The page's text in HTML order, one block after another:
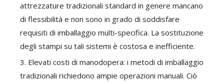
attrezzature tradizionali standard in genere mancano
di flessibilità e non sono in grado di soddisfare
requisiti di imballaggio multi-specifica. La sostituzione
degli stampi su tali sistemi è costosa e inefficiente.
3. Elevati costi di manodopera: i metodi di imballaggio
tradizionali richiedono ampie operazioni manuali. Ciò